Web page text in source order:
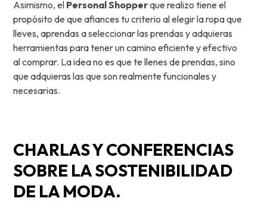
Asimismo, el Personal Shopperque realizo tiene el
propósito de que afiances tu criterio al elegir la ropa que
lleves, aprendas a seleccionar las prendas y adquieras
herramientas para tener un camino eficiente y efectivo
al comprar. La idea no es que te llenes de prendas, sino
que adquieras las que son realmente funcionales y
necesarias.
CHARLAS Y CONFERENCIAS
SOBRE LA SOSTENIBILIDAD
DE LA MODA.